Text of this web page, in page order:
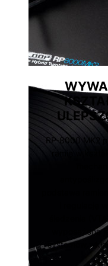
RP-8000 MK2
ramię w
podstawa
i regulację
śledzenia
wyposażone
systemów